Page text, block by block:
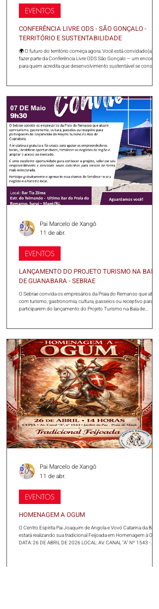
CONFERÊNCIA LIVRE ODS - SÃO GONÇALO -
TERRITÓRIO E SUSTENTABILIDADE
🌍 O futuro do território começa agora. Você está convidado(a) a
fazer parte da Conferência Livre ODS São Gonçalo — um encontro
para quem acredita que desenvolvimento sustentável se constrói
Gonçalo R. Euzelina, 100 — Zé Garoto, São Gonçalo - RJ Um
espaço para conectar ideias, ouvir diferentes realidades e construir
soluções concretas alinhadas aos OD
EVENTOS
LANÇAMENTO DO PROJETO TURISMO NA BAÍA
DE GUANABARA - SEBRAE
O Sebrae convida os empresários da Praia do Remanso que atuam
com turismo, gastronomia, cultura, passeios ou receptivo para
participarem do lançamento do Projeto Turismo na Baía de
excelente oportunidade para conhecer o projeto, valorizar seu
empreendimento e descobrir novos caminhos para crescer
EVENTOS
Pai Marcelo de Xangô
11 de abr.
HOMENAGEM A OGUM
O Centro Espírita Pai Joaquim de Angola e Vovó Catarina da Bahia
estará realizando sua tradicional Feijoada em Homenagem à
DATA: 26 DE ABRIL DE 2026 LOCAL: AV. CANAL "A" Nº 1543 -
EVENTOS
Pai Marcelo de Xangô
11 de abr.